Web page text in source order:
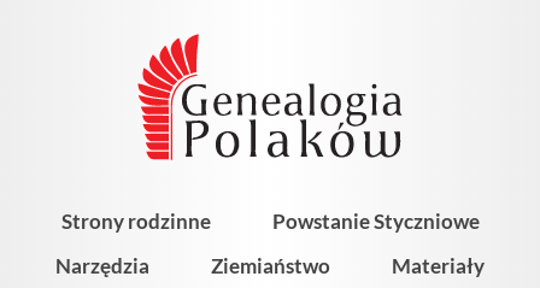
Strony rodzinne
Powstanie Styczniowe
Narzędzia
Ziemiaństwo
Materiały